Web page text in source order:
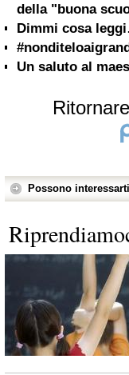
della "buona
Dimmi cosa
Un saluto al
Possono